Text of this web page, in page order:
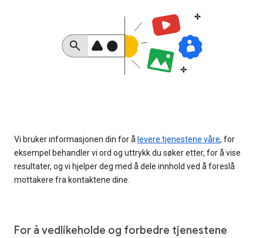
Vi bruker informasjonen din for å levere tjenestene våre, for
eksempel behandler vi ord og uttrykk du søker etter, for å vise
resultater, og vi hjelper deg med å dele innhold ved å foreslå
mottakere fra kontaktene dine.
For å vedlikeholde og forbedre tjenestene